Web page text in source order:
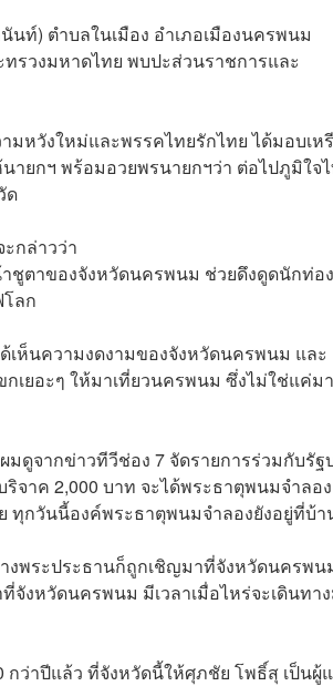
นท์) ตำบลในเมือง อำเภอเมืองนครพนม
รวงมหาดไทย พบปะส่วนราชการและ
หวังใหม่และพรรคไทยรักไทย ได้มอบเห
ายกฯ พร้อมอวยพรนายกฯว่า ต่อไปภูมิใจ
ด
กล่าวว่า
ชูตาของจังหวัดนครพนม ช่วยดึงดูดนักท่อง
ลก
ห็นความงดงามของจังหวัดนครพนม และ
เยอะๆ ให้มาเที่ยวนครพนม ซึ่งไม่ใช่แค่ม
ดูจากข่าวทีวีช่อง 7 จัดรายการร่วมกับรัฐ
าค 2,000 บาท จะได้พระธาตุพนมจำลอ
ทุกวันนี้องค์พระธาตุพนมจำลองยังอยู่ที่บ้า
งพระประธานก็ถูกเชิญมาที่จังหวัดนครพน
งหวัดนครพนม มีเวลาเมื่อไหร่จะเดินทา
ว่าปีแล้ว ที่จังหวัดนี้ให้ศุภชัย โพธิ์สุ เป็นผู้